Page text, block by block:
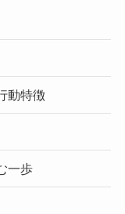
動特徴
一歩